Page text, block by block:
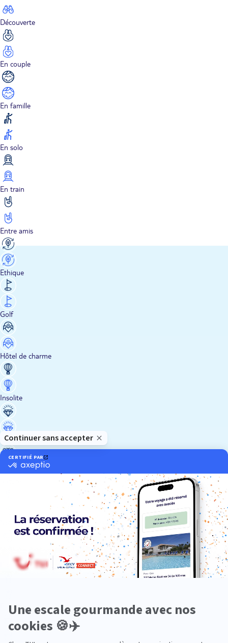
Découverte
En couple
En famille
En solo
En train
Entre amis
Ethique
Golf
Hôtel de charme
Insolite
Luxe
Neige
Plongée
Premium